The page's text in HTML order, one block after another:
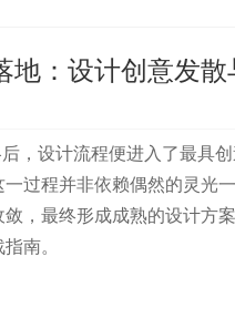
维度数据可视化系统，聚
图（蓝色）展示各地区冲突
“时间轴” 支持按季度筛
“总伤亡、平民伤亡、武
帮助用户快速理解数据量级
地：设计创意发
，设计流程便进入了最
过程并非依赖偶然的灵光
，最终形成成熟的设计方
南。